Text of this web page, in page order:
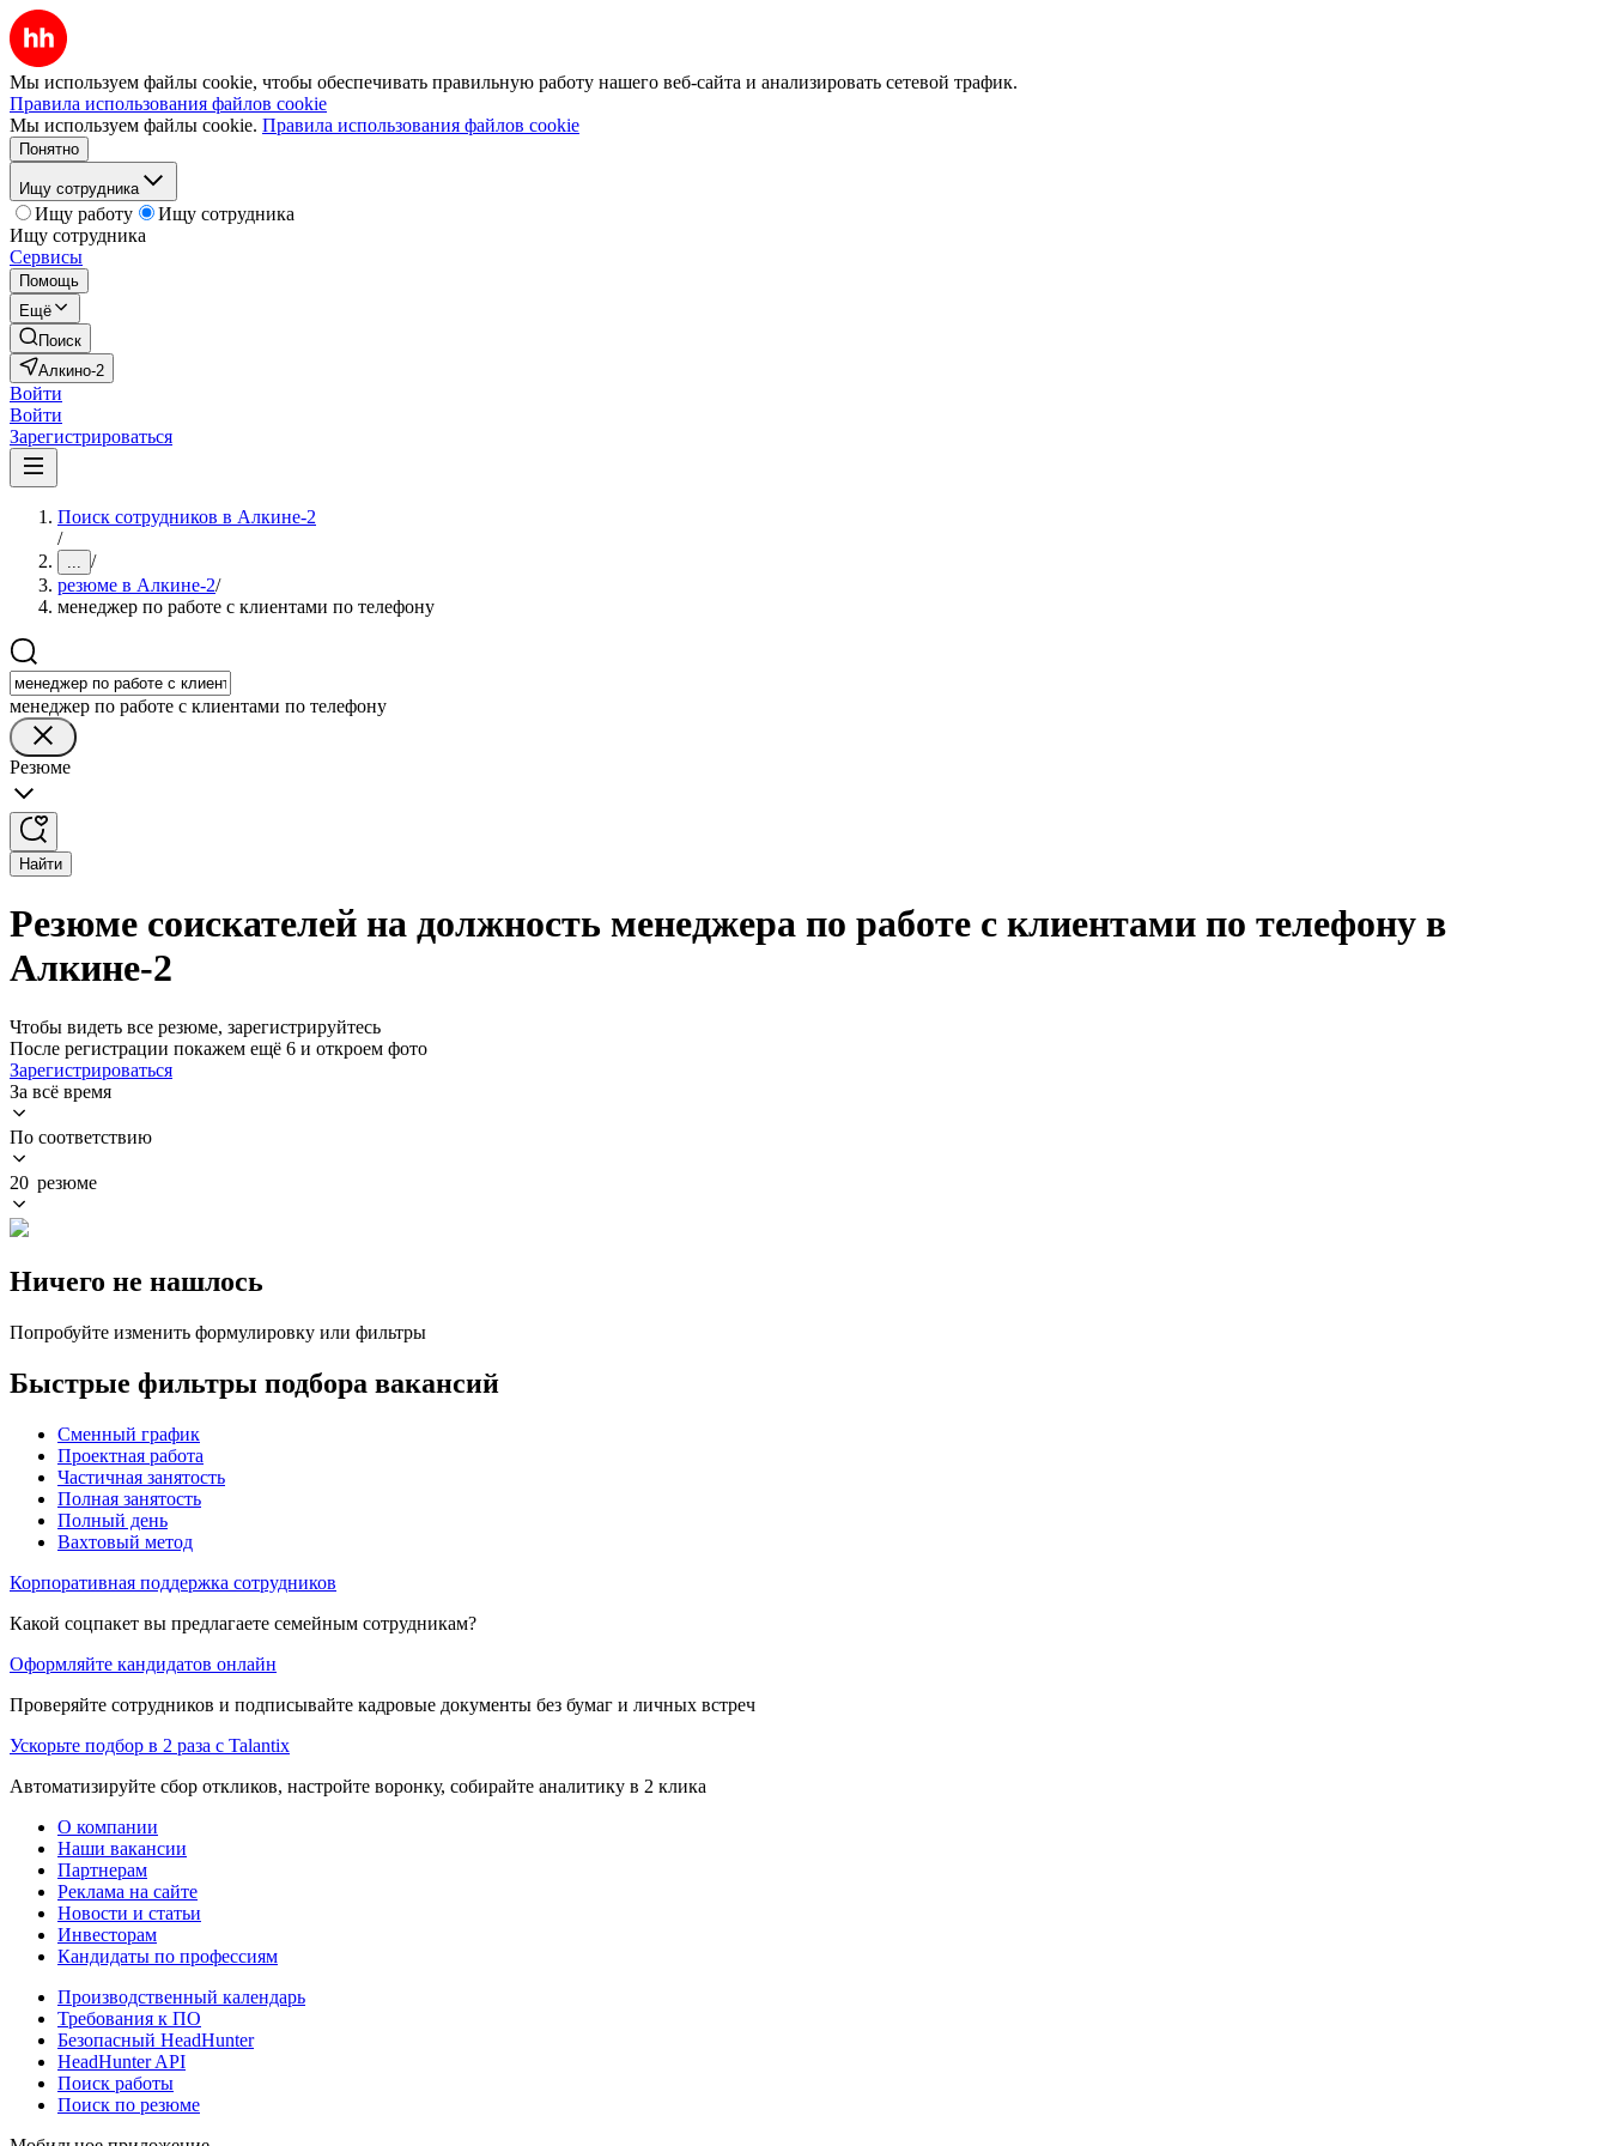
Мы используем файлы cookie, чтобы обеспечивать правильную работу нашего веб-сайта и анализировать сетевой трафик.
Правила использования файлов cookie
Мы используем файлы cookie. Правила использования файлов cookie
Понятно
Ищу сотрудника
Ищу работу
Ищу сотрудника
Ищу сотрудника
Сервисы
Помощь
Ещё
Поиск
Алкино-2
Войти
Войти
Зарегистрироваться
Поиск сотрудников в Алкине-2
/
... /
резюме в Алкине-2/
менеджер по работе с клиентами по телефону
менеджер по работе с клиентами по телефону
Резюме
Найти
Резюме соискателей на должность менеджера по работе с клиентами по телефону в
Алкине-2
Чтобы видеть все резюме, зарегистрируйтесь
После регистрации покажем ещё 6 и откроем фото
Зарегистрироваться
За всё время
По соответствию
20 резюме
Ничего не нашлось
Попробуйте изменить формулировку или фильтры
Быстрые фильтры подбора вакансий
Сменный график
Проектная работа
Частичная занятость
Полная занятость
Полный день
Вахтовый метод
Корпоративная поддержка сотрудников
Какой соцпакет вы предлагаете семейным сотрудникам?
Оформляйте кандидатов онлайн
Проверяйте сотрудников и подписывайте кадровые документы без бумаг и личных встреч
Ускорьте подбор в 2 раза с Talantix
Автоматизируйте сбор откликов, настройте воронку, собирайте аналитику в 2 клика
О компании
Наши вакансии
Партнерам
Реклама на сайте
Новости и статьи
Инвесторам
Кандидаты по профессиям
Производственный календарь
Требования к ПО
Безопасный HeadHunter
HeadHunter API
Поиск работы
Поиск по резюме